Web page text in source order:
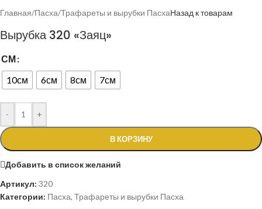
Главная/Пасха/Трафареты и вырубки ПасхаНазад к товарам
Вырубка 320 «Заяц»
СМ
10см
6см 8см 7см
- +
В КОРЗИНУ
Добавить в список желаний
Артикул: 320
Категории: Пасха, Трафареты и вырубки Пасха